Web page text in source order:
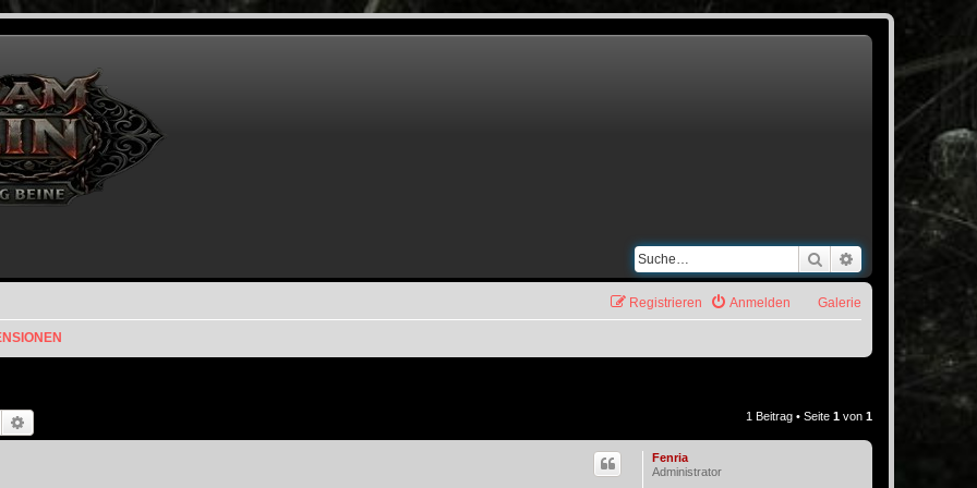
Suche
Galerie
Anmelden
Registrieren
Suche 1 Beitrag • Seite 1 von 1
Fenria
Administrator